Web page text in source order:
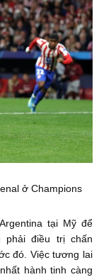
ở Champions
tại Mỹ để
phải điều trị chấn
đó. Việc tương lai
hành tinh càng